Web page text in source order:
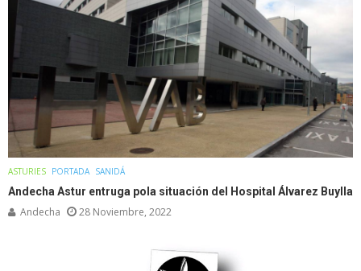
ASTURIES PORTADA SANIDÁ
Andecha Astur entruga pola situación del Hospital Álvarez Buylla
Andecha 28 Noviembre, 2022